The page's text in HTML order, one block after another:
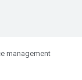
management